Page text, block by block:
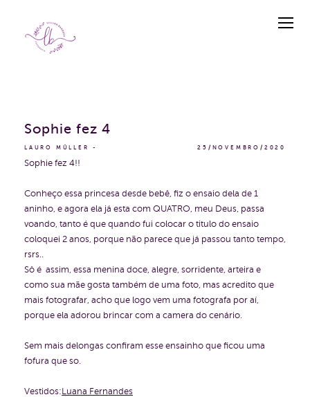
LAURO MÜLLER 25/NOVEMBRO/2020
Sophie fez 4
Sophie fez 4!!
Conheço essa princesa desde bebê, fiz o ensaio dela de 1
aninho, e agora ela já esta com QUATRO, meu Deus, passa
voando, tanto é que quando fui colocar o titulo do ensaio
coloquei 2 anos, porque não parece que já passou tanto tempo,
rsrs..
Sô é assim, essa menina doce, alegre, sorridente, arteira e
como sua mãe gosta também de uma foto, mas acredito que
mais fotografar, acho que logo vem uma fotografa por aí,
porque ela adorou brincar com a camera do cenário.
Sem mais delongas confiram esse ensainho que ficou uma
fofura que so.
Vestidos: Luana Fernandes